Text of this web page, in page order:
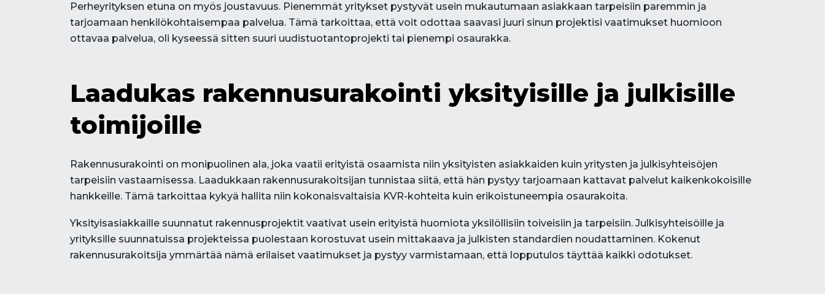
Perheyrityksen etuna on myös joustavuus. Pienemmät yritykset pystyvät usein mukautumaan asiakkaan tarpeisiin paremmin ja
tarjoamaan henkilökohtaisempaa palvelua. Tämä tarkoittaa, että voit odottaa saavasi juuri sinun projektisi vaatimukset huomioon
ottavaa palvelua, oli kyseessä sitten suuri uudistuotantoprojekti tai pienempi osaurakka.
Laadukas rakennusurakointi yksityisille ja julkisille
toimijoille
Rakennusurakointi on monipuolinen ala, joka vaatii erityistä osaamista niin yksityisten asiakkaiden kuin yritysten ja julkisyhteisöjen
tarpeisiin vastaamisessa. Laadukkaan rakennusurakoitsijan tunnistaa siitä, että hän pystyy tarjoamaan kattavat palvelut kaikenkokoisille
hankkeille. Tämä tarkoittaa kykyä hallita niin kokonaisvaltaisia KVR-kohteita kuin erikoistuneempia osaurakoita.
Yksityisasiakkaille suunnatut rakennusprojektit vaativat usein erityistä huomiota yksilöllisiin toiveisiin ja tarpeisiin. Julkisyhteisöille ja
yrityksille suunnatuissa projekteissa puolestaan korostuvat usein mittakaava ja julkisten standardien noudattaminen. Kokenut
rakennusurakoitsija ymmärtää nämä erilaiset vaatimukset ja pystyy varmistamaan, että lopputulos täyttää kaikki odotukset.